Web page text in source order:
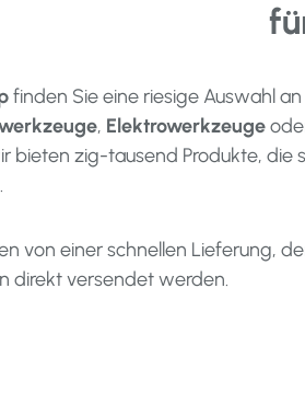
finden Sie eine riesige Auswahl an
, Elektrowerkzeuge
bieten zig-tausend Produkte, die
von einer schnellen Lieferung,
direkt versendet werden.